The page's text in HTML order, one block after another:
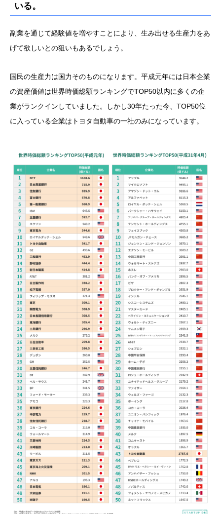
いる。
副業を通じて経験値を増やすことにより、生み出せる生産力をあ
げて欲しいとの狙いもあるでしょう。
国民の生産力は国力そのものになります。平成元年には日本企業
の資産価値は世界時価総額ランキングでTOP50以内に多くの企
業がランクインしていました。しかし30年たった今、TOP50位
に入っている企業はトヨタ自動車の一社のみになっています。